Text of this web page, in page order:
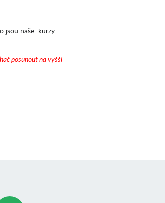
jsou naše kurzy
posunout na vyšší